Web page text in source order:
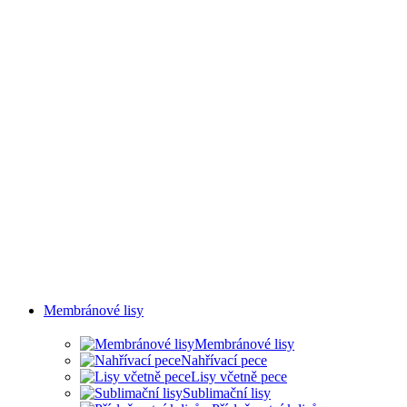
Membránové lisy
Membránové lisy
Nahřívací pece
Lisy včetně pece
Sublimační lisy